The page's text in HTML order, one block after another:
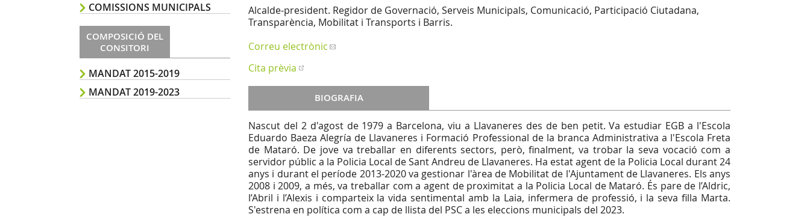
COMISSIONS MUNICIPALS
COMPOSICIÓ DEL
CONSITORI
MANDAT 2015-2019
MANDAT 2019-2023
Alcalde-president. Regidor de Governació, Serveis Municipals, Comunicació, Participació Ciutadana,
Transparència, Mobilitat i Transports i Barris.
Correu electrònic
Cita prèvia
BIOGRAFIA
Nascut del 2 d'agost de 1979 a Barcelona, viu a Llavaneres des de ben petit. Va estudiar EGB a l'Escola
Eduardo Baeza Alegría de Llavaneres i Formació Professional de la branca Administrativa a l'Escola Freta
de Mataró. De jove va treballar en diferents sectors, però, finalment, va trobar la seva vocació com a
servidor públic a la Policia Local de Sant Andreu de Llavaneres. Ha estat agent de la Policia Local durant 24
anys i durant el període 2013-2020 va gestionar l'àrea de Mobilitat de l'Ajuntament de Llavaneres. Els anys
2008 i 2009, a més, va treballar com a agent de proximitat a la Policia Local de Mataró. És pare de l’Aldric,
l’Abril i l’Alexis i comparteix la vida sentimental amb la Laia, infermera de professió, i la seva filla Marta.
S'estrena en política com a cap de llista del PSC a les eleccions municipals del 2023.